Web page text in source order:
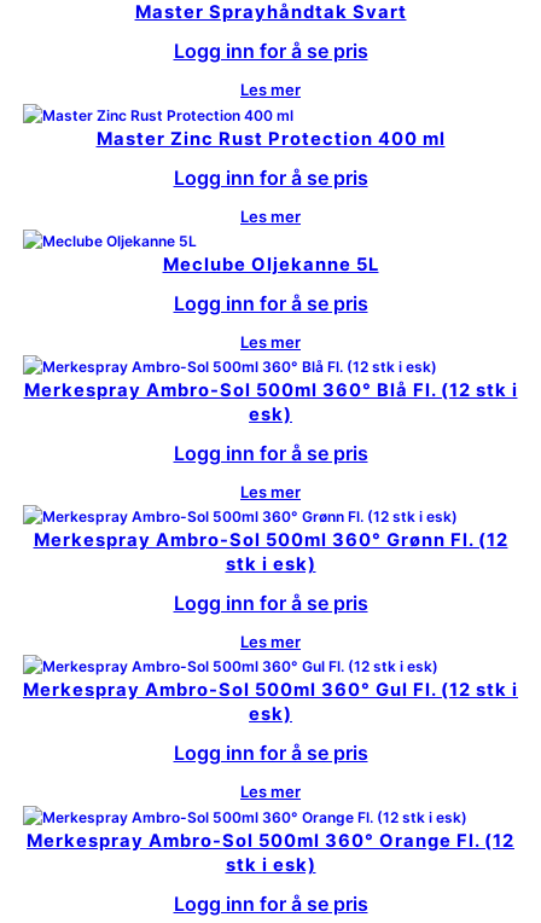
Master Sprayhåndtak Svart
Logg inn for å se pris
Les mer
Master Zinc Rust Protection 400 ml
Logg inn for å se pris
Les mer
Meclube Oljekanne 5L
Logg inn for å se pris
Les mer
Merkespray Ambro-Sol 500ml 360° Blå Fl. (12 stk i
esk)
Logg inn for å se pris
Les mer
Merkespray Ambro-Sol 500ml 360° Grønn Fl. (12
stk i esk)
Logg inn for å se pris
Les mer
Merkespray Ambro-Sol 500ml 360° Gul Fl. (12 stk i
esk)
Logg inn for å se pris
Les mer
Merkespray Ambro-Sol 500ml 360° Orange Fl. (12
stk i esk)
Logg inn for å se pris